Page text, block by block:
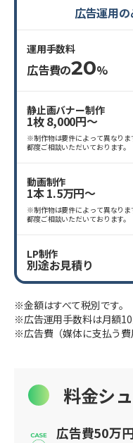
広告運用
運用手数料
広告費の20%
静止画バナー制作
1枚 8,000円〜
※制作物は要件によって異なりま
都度ご相談いただいております。
動画制作
1本 1.5万円〜
※制作物は要件によって異なりま
都度ご相談いただいております。
LP制作
別途お見積り
※金額はすべて税別です。
※広告運用手数料は月額10
※広告費（媒体に支払う費
料金シ
広告費50万